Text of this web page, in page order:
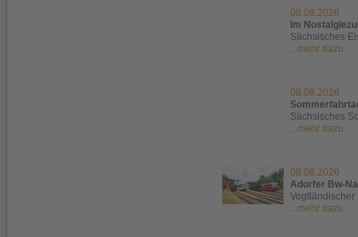
08.08.2026
Im
Sächsisches
...mehr dazu
08.08.2026
Sächsisches
...mehr dazu
08.08.2026
Adorfer Bw-
Vogtländischer
...mehr dazu